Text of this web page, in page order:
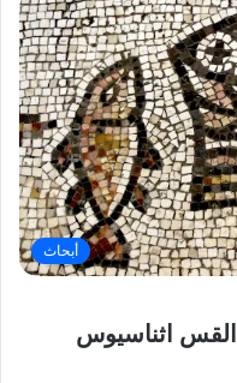
أبحاث
القس اثناسيوس